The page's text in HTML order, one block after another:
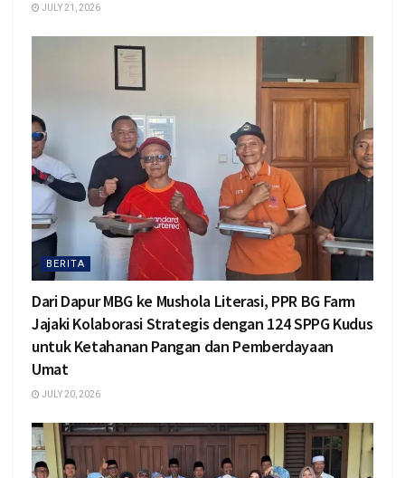
JULY 21, 2026
BERITA
Dari Dapur MBG ke Mushola Literasi, PPR BG Farm
Jajaki Kolaborasi Strategis dengan 124 SPPG Kudus
untuk Ketahanan Pangan dan Pemberdayaan
Umat
JULY 20, 2026